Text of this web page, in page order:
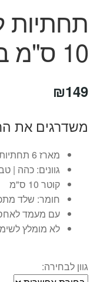
תשלום
תחתיות
10 ס"מ בגוונים שונים.
₪149
משדרגים את
מארז 6 תחתיות לכוסות מראטן איכותי
גוונים: כהה |
קוטר 10 ס"מ
חומר: שלד
עם מעמד
לא מומלץ
גוון לבחירה: